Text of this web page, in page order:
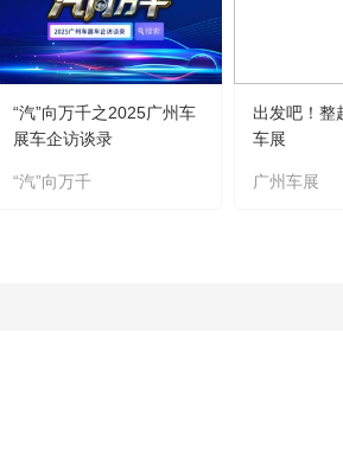
“汽”向万千之2025广州车
展车企访谈录
“汽”向万千
出发吧！整
车展
广州车展